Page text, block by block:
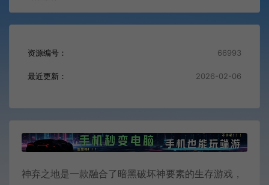
资源编号： 66993
最近更新： 2026-02-06
神弃之地是一款融合了暗黑破坏神要素的生存游戏，